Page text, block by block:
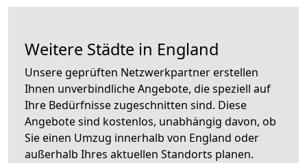
Weitere Städte in England
Unsere geprüften Netzwerkpartner erstellen
Ihnen unverbindliche Angebote, die speziell auf
Ihre Bedürfnisse zugeschnitten sind. Diese
Angebote sind kostenlos, unabhängig davon, ob
Sie einen Umzug innerhalb von England oder
außerhalb Ihres aktuellen Standorts planen.